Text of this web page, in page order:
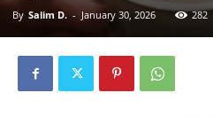
By Salim D. - January 30, 2026 282